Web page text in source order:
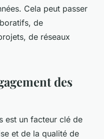
Cela peut passer
de
de réseaux
des
est un facteur clé de
et de la qualité de